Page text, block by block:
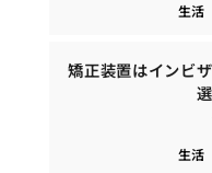
生活
矯正装置はインビ
生活